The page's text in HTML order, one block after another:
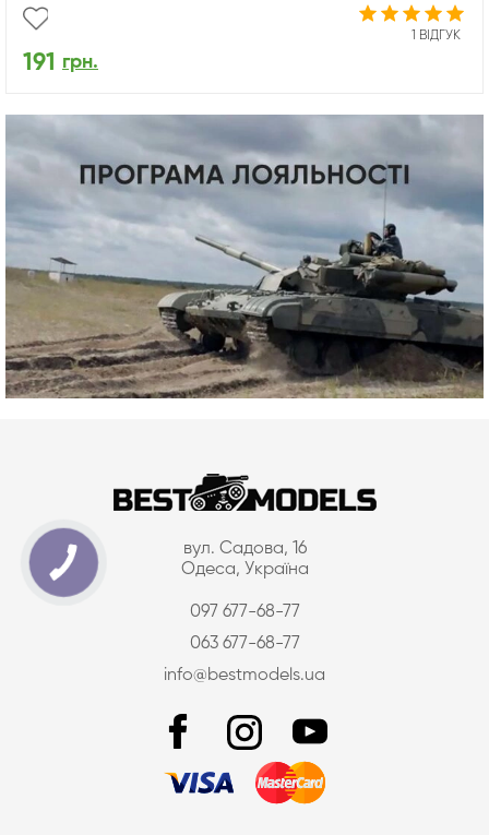
1 ВІДГУК
191 грн.
вул. Садова, 16
Одеса, Україна
097 677-68-77
063 677-68-77
info@bestmodels.ua